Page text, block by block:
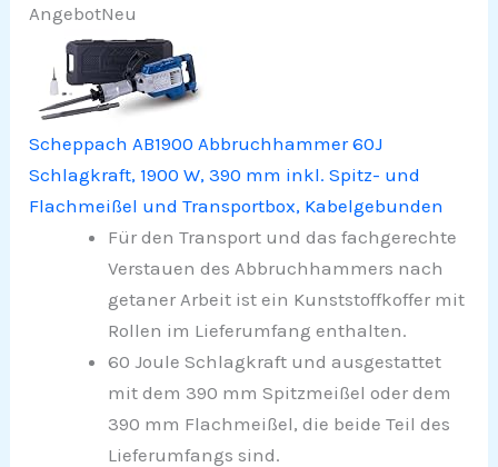
AngebotNeu
Scheppach AB1900 Abbruchhammer 60J
Schlagkraft, 1900 W, 390 mm inkl. Spitz- und
Flachmeißel und Transportbox, Kabelgebunden
Für den Transport und das fachgerechte
Verstauen des Abbruchhammers nach
getaner Arbeit ist ein Kunststoffkoffer mit
Rollen im Lieferumfang enthalten.
60 Joule Schlagkraft und ausgestattet
mit dem 390 mm Spitzmeißel oder dem
390 mm Flachmeißel, die beide Teil des
Lieferumfangs sind.